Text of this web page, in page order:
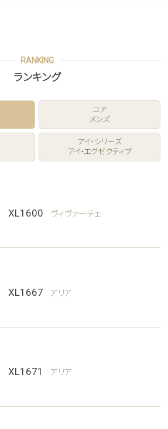
RANKING
ランキング
コア
メンズ
アイ・シリーズ
アイ・エグゼクティブ
XL1600 ヴィヴァーチェ
XL1667 アリア
XL1671 アリア